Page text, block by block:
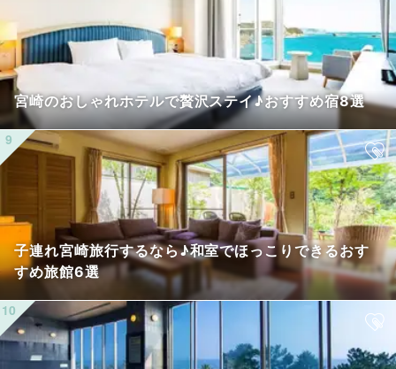
宮崎のおしゃれホテルで贅沢ステイ♪おすすめ宿8選
子連れ宮崎旅行するなら♪和室でほっこりできるおす
すめ旅館6選